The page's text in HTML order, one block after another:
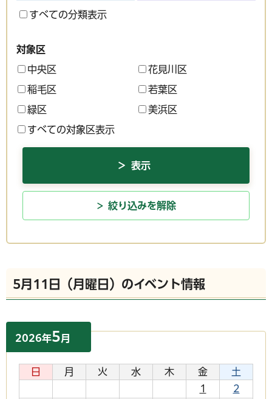
すべての分類表示
対象区
中央区 花見川区
稲毛区 若葉区
緑区 美浜区
すべての対象区表示
絞り込みを解除
5月11日（月曜日）のイベント情報
2026年5月
日 月 火 水 木 金
土
1
2